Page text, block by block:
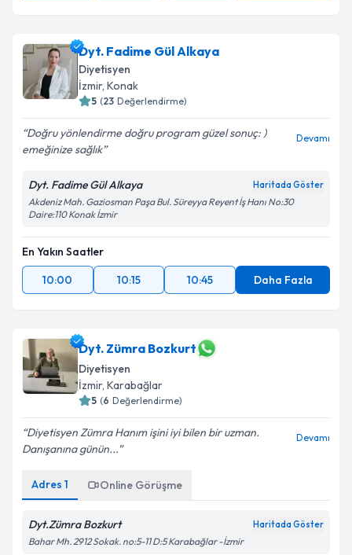
Dyt. Fadime Gül Alkaya
Diyetisyen
İzmir, Konak
5 (23 Değerlendirme)
Doğru yönlendirme doğru program güzel sonuç: )
emeğinize sağlık
Devamı
Dyt. Fadime Gül Alkaya Haritada Göster
Akdeniz Mah. Gaziosman Paşa Bul. Süreyya Reyent İş Hanı No:30
Daire:110 Konak İzmir
En Yakın Saatler
10:00
10:15 10:45 Daha Fazla
Dyt. Zümra Bozkurt
Diyetisyen
İzmir, Karabağlar
5 (6 Değerlendirme)
Diyetisyen Zümra Hanım işini iyi bilen bir uzman.
Danışanına günün...
Devamı
Adres 1 Online Görüşme
Dyt.Zümra Bozkurt Haritada Göster
Bahar Mh. 2912 Sokak. no:5-11 D:5 Karabağlar -İzmir